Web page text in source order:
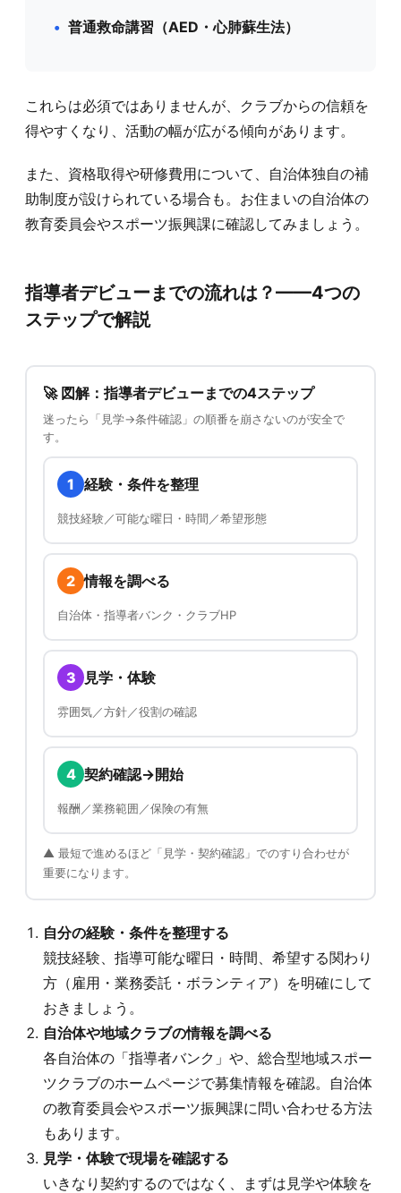
普通救命講習（AED・心肺蘇生法）
これらは必須ではありませんが、クラブからの信頼を
得やすくなり、活動の幅が広がる傾向があります。
また、資格取得や研修費用について、自治体独自の補
助制度が設けられている場合も。お住まいの自治体の
教育委員会やスポーツ振興課に確認してみましょう。
指導者デビューまでの流れは？——4つの
ステップで解説
🚀 図解：指導者デビューまでの4ステップ
迷ったら「見学→条件確認」の順番を崩さないのが安全で
す。
1 経験・条件を整理
競技経験／可能な曜日・時間／希望形態
2 情報を調べる
自治体・指導者バンク・クラブHP
3 見学・体験
雰囲気／方針／役割の確認
4 契約確認→開始
報酬／業務範囲／保険の有無
▲ 最短で進めるほど「見学・契約確認」でのすり合わせが
重要になります。
自分の経験・条件を整理する
競技経験、指導可能な曜日・時間、希望する関わり
方（雇用・業務委託・ボランティア）を明確にして
おきましょう。
自治体や地域クラブの情報を調べる
各自治体の「指導者バンク」や、総合型地域スポー
ツクラブのホームページで募集情報を確認。自治体
の教育委員会やスポーツ振興課に問い合わせる方法
もあります。
見学・体験で現場を確認する
いきなり契約するのではなく、まずは見学や体験を